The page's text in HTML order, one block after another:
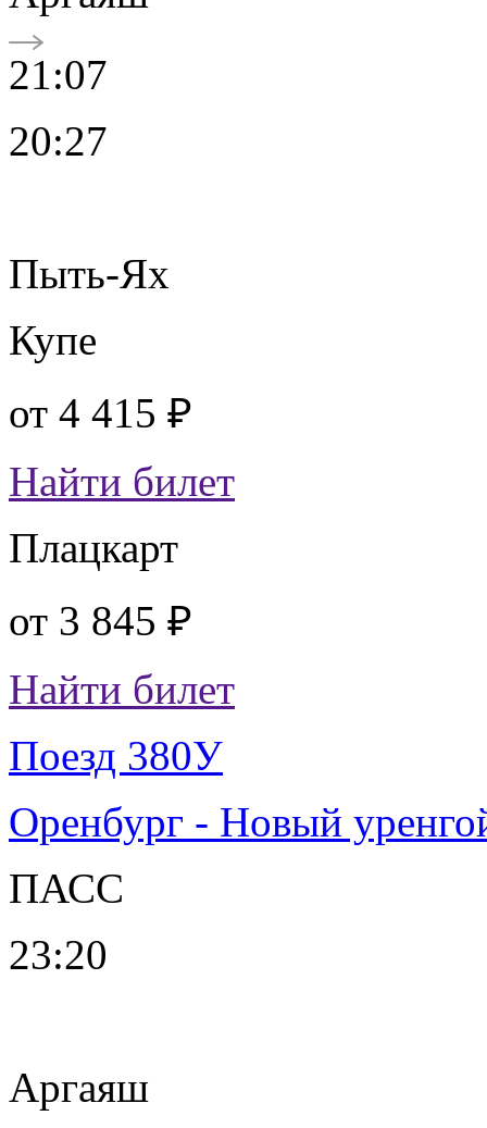
21:07
20:27
Пыть-Ях
Купе
от 4 415 ₽
Найти билет
Плацкарт
от 3 845 ₽
Найти билет
Поезд 380У
Оренбург - Новый
ПАСС
23:20
Аргаяш